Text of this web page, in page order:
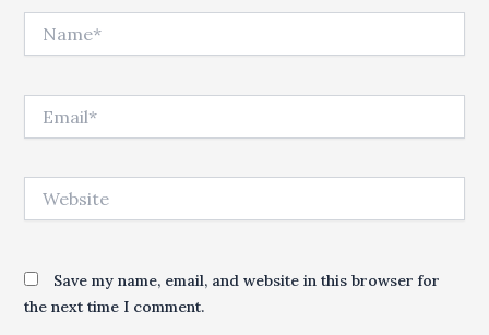
Save my name, email, and website in this browser for
the next time I comment.